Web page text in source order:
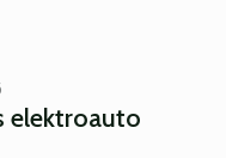
elektroauto